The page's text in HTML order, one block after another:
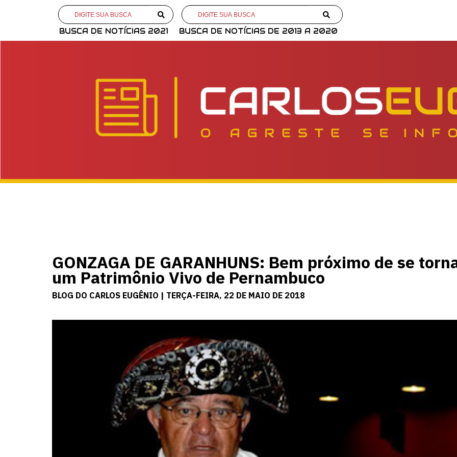
BUSCA DE NOTÍCIAS 2021 BUSCA DE NOTÍCIAS DE 2013 A 2020
GONZAGA DE GARANHUNS: Bem próximo de se
um Patrimônio Vivo de Pernambuco
BLOG DO CARLOS EUGÊNIO | TERÇA-FEIRA, 22 DE MAIO DE 2018